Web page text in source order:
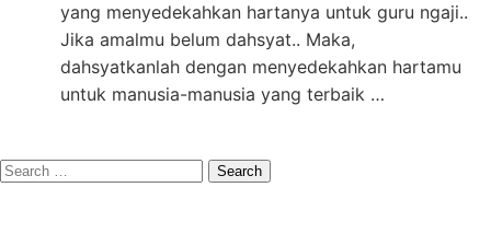
yang menyedekahkan hartanya untuk guru ngaji..
Jika amalmu belum dahsyat.. Maka,
dahsyatkanlah dengan menyedekahkan hartamu
untuk manusia-manusia yang terbaik …
Search